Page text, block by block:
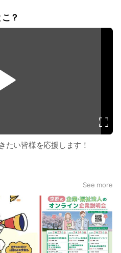
？
たい皆様を応援します！
See more